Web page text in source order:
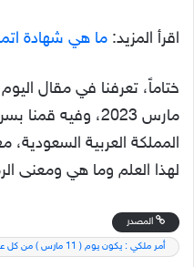
اقرأ المزيد: ما هي شهادة
مارس 2023، وفيه
المملكة العربية
لهذا العلم وما هي ومعنى
المصدر
أمر ملكي : يكون يوم ( 11 مارس ) من كل عام يوماً خاصاً بالعلم باسم ( يوم العلم )